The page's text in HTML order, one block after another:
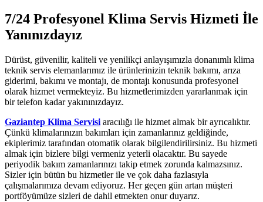
7/24 Profesyonel Klima Servis Hizmeti İle
Yanınızdayız
Dürüst, güvenilir, kaliteli ve yenilikçi anlayışımızla donanımlı klima
teknik servis elemanlarımız ile ürünlerinizin teknik bakımı, arıza
giderimi, bakımı ve montajı, de montajı konusunda profesyonel
olarak hizmet vermekteyiz. Bu hizmetlerimizden yararlanmak için
bir telefon kadar yakınınızdayız.
Gaziantep Klima Servisi aracılığı ile hizmet almak bir ayrıcalıktır.
Çünkü klimalarınızın bakımları için zamanlarınız geldiğinde,
ekiplerimiz tarafından otomatik olarak bilgilendirilirsiniz. Bu hizmeti
almak için bizlere bilgi vermeniz yeterli olacaktır. Bu sayede
periyodik bakım zamanlarınızı takip etmek zorunda kalmazsınız.
Sizler için bütün bu hizmetler ile ve çok daha fazlasıyla
çalışmalarımıza devam ediyoruz. Her geçen gün artan müşteri
portföyümüze sizleri de dahil etmekten onur duyarız.